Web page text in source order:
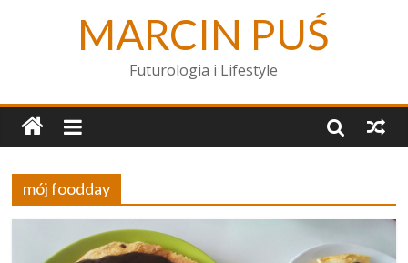
MARCIN PUŚ
Futurologia i Lifestyle
mój foodday